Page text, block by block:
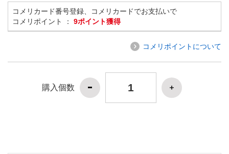
コメリカード番号登録、コメリカードでお支払いで
コメリポイント ： 9ポイント獲得
コメリポイントについて
購入個数